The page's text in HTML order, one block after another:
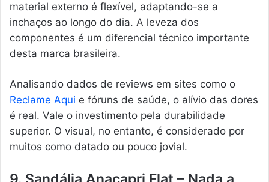
material externo é flexível, adaptando-se a
inchaços ao longo do dia. A leveza dos
componentes é um diferencial técnico importante
desta marca brasileira.
Analisando dados de reviews em sites como o
Reclame Aqui e fóruns de saúde, o alívio das dores
é real. Vale o investimento pela durabilidade
superior. O visual, no entanto, é considerado por
muitos como datado ou pouco jovial.